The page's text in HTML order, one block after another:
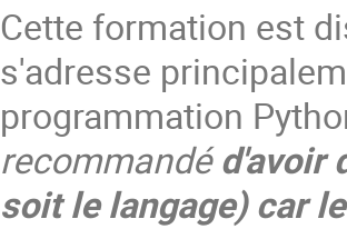
Cette formation est
s'adresse
programmation
recommandéd'avoir
soit le langage) car